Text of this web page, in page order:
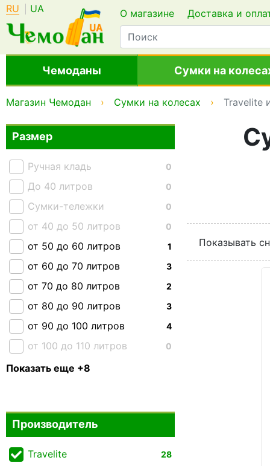
RU UA О магазине Доставка и
Чемоданы Сумки на
Магазин Чемодан Сумки на колесах Travelite
Показывать
Размер
0
Ручная кладь
0
До 40 литров
0
Сумки-тележки
0
от 40 до 50 литров
1
от 50 до 60 литров
3
от 60 до 70 литров
2
от 70 до 80 литров
3
от 80 до 90 литров
4
от 90 до 100 литров
0
от 100 до 110 литров
от 110 до 120 литров
от 150 до 160 литров
Показать еще +8
Производитель
28
Travelite